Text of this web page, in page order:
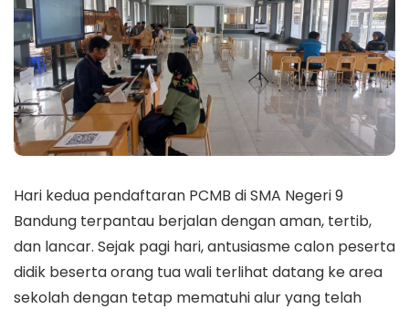
Hari kedua pendaftaran PCMB di SMA Negeri 9
Bandung terpantau berjalan dengan aman, tertib,
dan lancar. Sejak pagi hari, antusiasme calon peserta
didik beserta orang tua wali terlihat datang ke area
sekolah dengan tetap mematuhi alur yang telah